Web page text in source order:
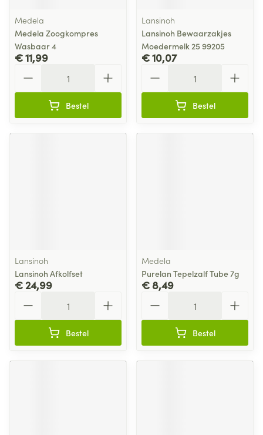
Medela
Medela Zoogkompres
Wasbaar 4
€ 11,99
Bestel
Lansinoh
Lansinoh Bewaarzakjes
Moedermelk 25 99205
€ 10,07
Bestel
Lansinoh
Lansinoh Afkolfset
€ 24,99
Bestel
Medela
Purelan Tepelzalf Tube 7g
€ 8,49
Bestel